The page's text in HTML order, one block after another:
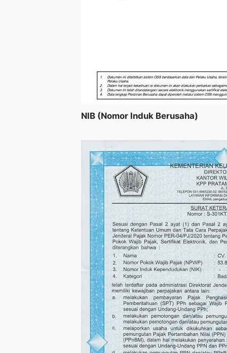
NIB (Nomor Induk Berusaha)